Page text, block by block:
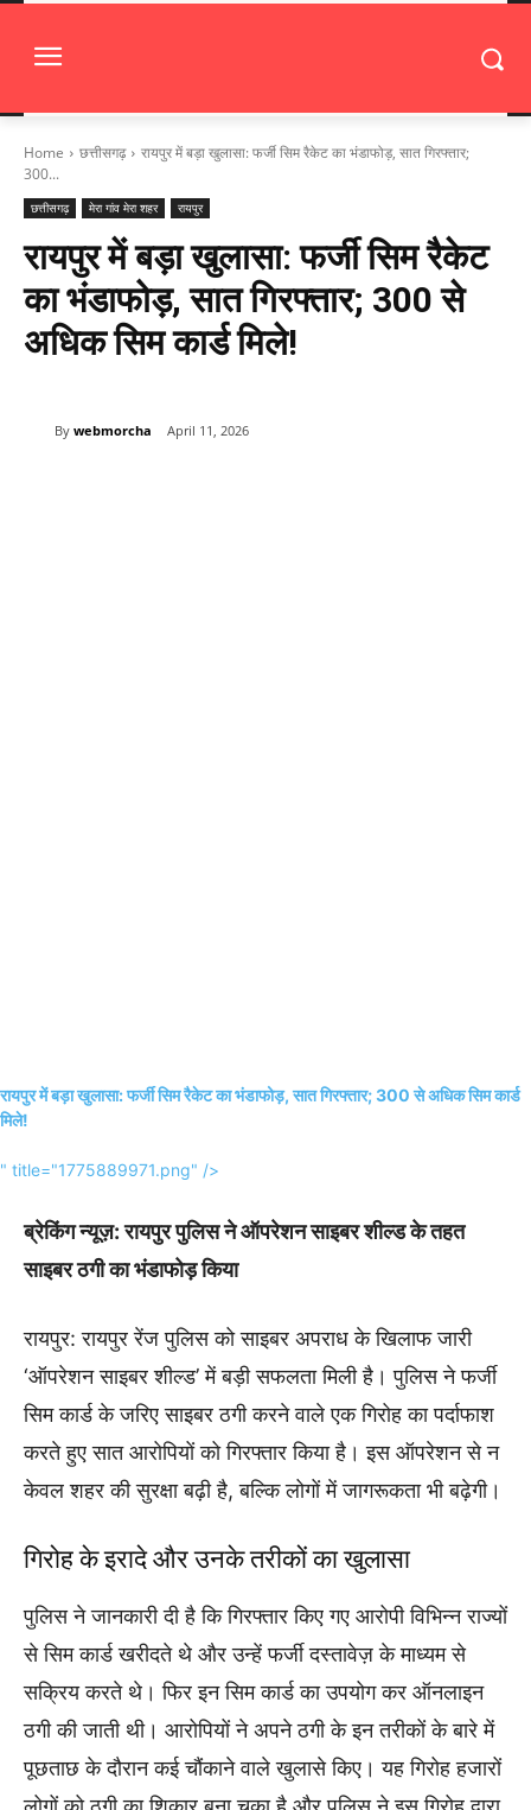
Home छत्तीसगढ़
रायपुर में बड़ा खुलासा: फर्जी सिम रैकेट का भंडाफोड़, सात गिरफ्तार;
300...
छत्तीसगढ़ मेरा गांव मेरा शहर रायपुर
रायपुर में बड़ा खुलासा: फर्जी सिम रैकेट
का भंडाफोड़, सात गिरफ्तार; 300 से
अधिक सिम कार्ड मिले!
By webmorcha April 11, 2026
रायपुर में बड़ा खुलासा: फर्जी सिम रैकेट का भंडाफोड़, सात गिरफ्तार; 300 से अधिक सिम कार्ड
मिले!
" title="1775889971.png" />
ब्रेकिंग न्यूज़: रायपुर पुलिस ने ऑपरेशन साइबर शील्ड के तहत
साइबर ठगी का भंडाफोड़ किया
रायपुर: रायपुर रेंज पुलिस को साइबर अपराध के खिलाफ जारी
‘ऑपरेशन साइबर शील्ड’ में बड़ी सफलता मिली है। पुलिस ने फर्जी
सिम कार्ड के जरिए साइबर ठगी करने वाले एक गिरोह का पर्दाफाश
करते हुए सात आरोपियों को गिरफ्तार किया है। इस ऑपरेशन से न
केवल शहर की सुरक्षा बढ़ी है, बल्कि लोगों में जागरूकता भी बढ़ेगी।
गिरोह के इरादे और उनके तरीकों का खुलासा
पुलिस ने जानकारी दी है कि गिरफ्तार किए गए आरोपी विभिन्न राज्यों
से सिम कार्ड खरीदते थे और उन्हें फर्जी दस्तावेज़ के माध्यम से
सक्रिय करते थे। फिर इन सिम कार्ड का उपयोग कर ऑनलाइन
ठगी की जाती थी। आरोपियों ने अपने ठगी के इन तरीकों के बारे में
पूछताछ के दौरान कई चौंकाने वाले खुलासे किए। यह गिरोह हजारों